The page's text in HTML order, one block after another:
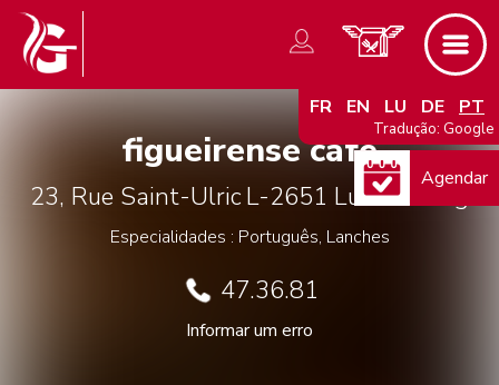
FR EN LU DE PT
Tradução: Google
figueirense cafe
23, Rue Saint-Ulric L-2651 Luxembourg
Especialidades : Português, Lanches
47.36.81
Informar um erro
Agendar